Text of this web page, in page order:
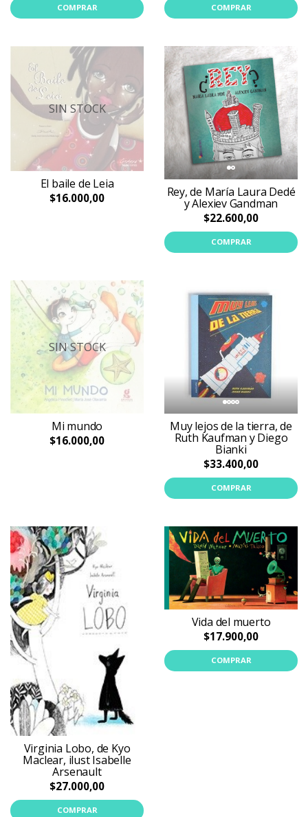
COMPRAR COMPRAR
SIN STOCK
El baile de Leia
$16.000,00 Rey, de María Laura Dedé
y Alexiev Gandman
$22.600,00
COMPRAR
SIN STOCK
Mi mundo
$16.000,00
Muy lejos de la tierra, de
Ruth Kaufman y Diego
Bianki
$33.400,00
COMPRAR
Virginia Lobo, de Kyo
Maclear, ilust Isabelle
Arsenault
$27.000,00
COMPRAR
Vida del muerto
$17.900,00
COMPRAR